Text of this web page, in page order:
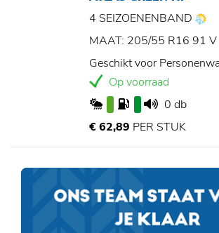
4 SEIZOENENBAND
MAAT: 205/55 R16 91 V
Geschikt voor
Op voorraad
0 db
€ 62,89 PER STUK